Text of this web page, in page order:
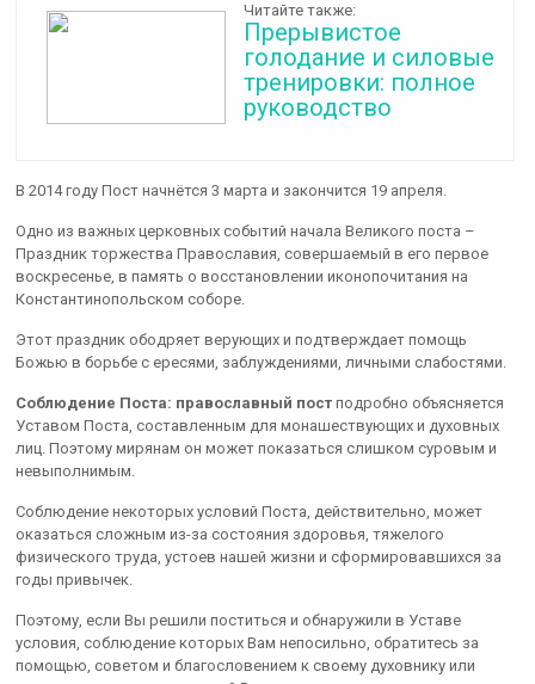
Читайте также:
Прерывистое
голодание и силовые
тренировки: полное
руководство
В 2014 году Пост начнётся 3 марта и закончится 19 апреля.
Одно из важных церковных событий начала Великого поста –
Праздник торжества Православия, совершаемый в его первое
воскресенье, в память о восстановлении иконопочитания на
Константинопольском соборе.
Этот праздник ободряет верующих и подтверждает помощь
Божью в борьбе с ересями, заблуждениями, личными слабостями.
Соблюдение Поста: православный пост подробно объясняется
Уставом Поста, составленным для монашествующих и духовных
лиц. Поэтому мирянам он может показаться слишком суровым и
невыполнимым.
Соблюдение некоторых условий Поста, действительно, может
оказаться сложным из-за состояния здоровья, тяжелого
физического труда, устоев нашей жизни и сформировавшихся за
годы привычек.
Поэтому, если Вы решили поститься и обнаружили в Уставе
условия, соблюдение которых Вам непосильно, обратитесь за
помощью, советом и благословением к своему духовнику или